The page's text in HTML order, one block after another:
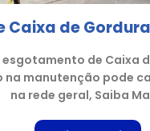
Caixa de Gordura
esgotamento de Caixa
manutenção pode
na rede geral, Saiba